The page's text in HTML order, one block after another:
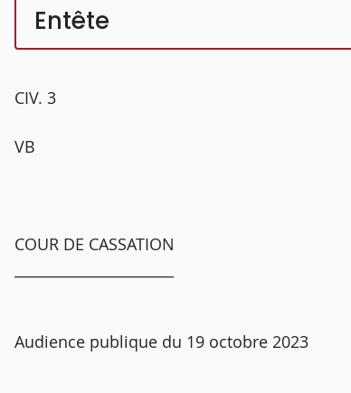
Entête
CIV. 3
VB
COUR DE CASSATION
Audience publique du 19 octobre 2023